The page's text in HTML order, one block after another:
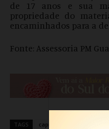
de 17 anos e sua
propriedade do
encaminhados para a
Fonte: Assessoria PM
TAGS capixaba